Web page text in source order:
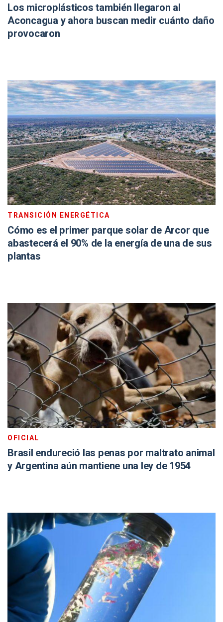
Los microplásticos también llegaron al
Aconcagua y ahora buscan medir cuánto daño
provocaron
TRANSICIÓN ENERGÉTICA
Cómo es el primer parque solar de Arcor que
abastecerá el 90% de la energía de una de sus
plantas
OFICIAL
Brasil endureció las penas por maltrato animal
y Argentina aún mantiene una ley de 1954